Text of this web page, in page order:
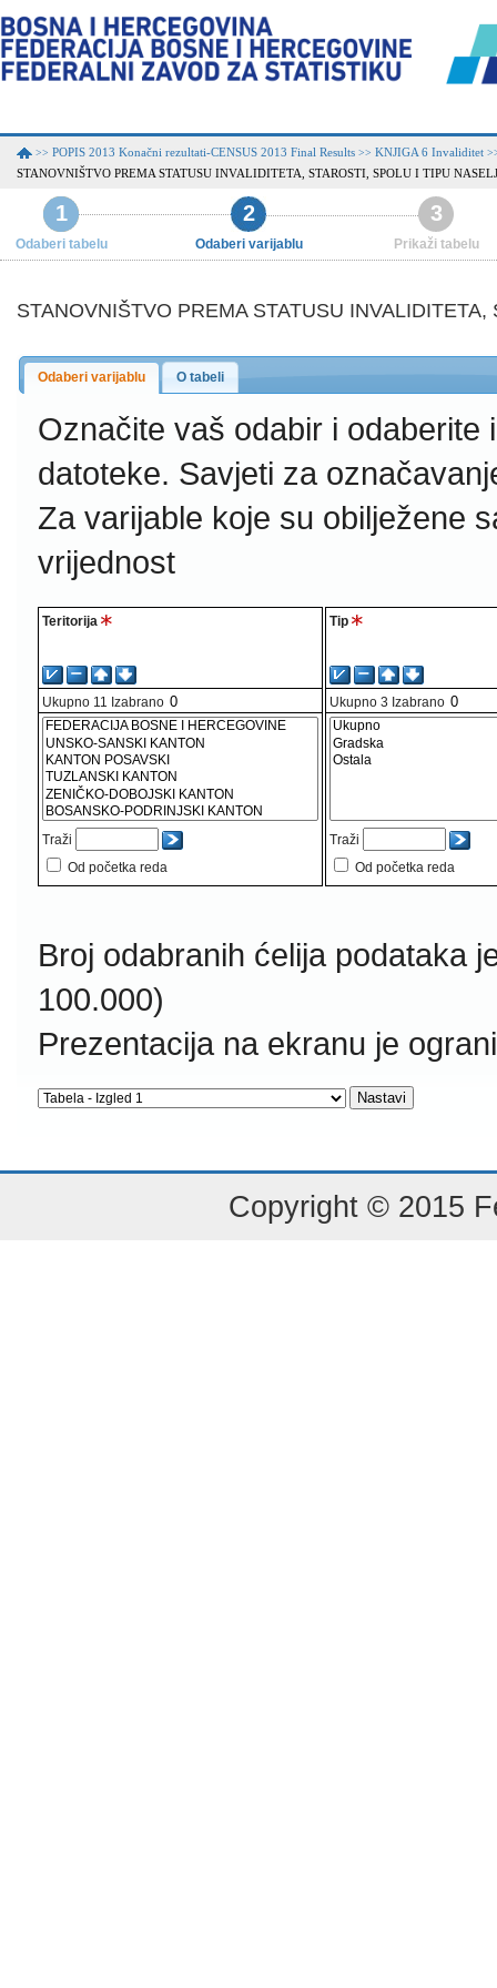
>> POPIS 2013 Konačni rezultati-CENSUS 2013 Final Results >> KNJIGA 6 Invaliditet
STANOVNIŠTVO PREMA STATUSU INVALIDITETA, STAROSTI, SPOLU I TIPU
1
Odaberi tabelu
2
Odaberi varijablu
3
Prikaži tabelu
STANOVNIŠTVO PREMA STATUSU
Odaberi varijablu O tabeli
Označite vaš odabir i
datoteke. Savjeti za
Za varijable koje su obilježene
vrijednost
Теritоriја
Ukupno 11 Izabrano
Traži
Od početka reda
Tip
Ukupno 3 Izabrano
Traži
Od početka reda
Broj odabranih ćelija podataka
100.000)
Prezentacija na ekranu je
Copyright © 2015